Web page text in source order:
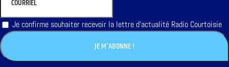
Je confirme souhaiter recevoir la lettre d'actualité Radio Courtoisie